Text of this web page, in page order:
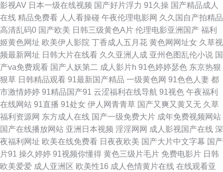
神器日本 亚洲第一区国产 AV8天堂在线 老司机成人Av 欧洲精品一二三 成人
视频最新官网 九色九色在线观看视频 51麻豆精品 91蜜桃看料 在线视频96
欧美资源站 91密桃网 亚洲一二三区高清 91黄色传媒公司 爱爱影院 欧美亚洲
成人一区 日本国产不卡观看 亚洲成人bt 日日干精品免费 91九色蝌蚪视频网
亚洲拍拍拍 久久精品福利 午夜天堂免费视频 比特大熊电影天堂 最新海角社
区av 五月综合淫淫网 成人欧美 老湿机香蕉 91可爱足交 国产激情久久熟女
久久网站 欧美性爱影音 国产第2页 国产一线与二线的电影 在线精品 91白丝
影视AV 日本一级在线视频 国产好片浮力 91久操 国产精品成人
在线 精品免费看 人人看操碰 午夜伦理电影网 久久国自产拍精品
高清乱码0 国产欧美 日韩三级黄色A片 伦理电影亚洲国产 福利
姬黄色网址 欧美伊人影院 丁香成人五月花 黄色网网址女 久草视
频最新网址 日韩大片在线看 久久亚洲人成 亚州色图乱伦小说 国
产va免费观看 国产人妖第二 成人影片h 91色婷婷瑟色 东京热狠
狠草 日韩精品观看 91最新国产精品 一级黄色网 91色色人妻 都
市激情婷婷 91精品国产91 云涩福利在线导航 91视色 午夜福利
在线网站 91直播 91处女 伊人网青青草 国产又爽又黄又无 久草
福利资源网 东方成人在线 国产一级免费大片 成年免费视频网站
国产在线播放网站 亚洲日本视频 淫淫网网 成人影视国产在线 深
夜福利网址 欧美在线免费看 日夜夜欧美 国产大片中文字幕 国产
片91 操久婷婷 91视频你懂得 黄色三级片毛片 免费电影片 日韩
欧美爱爱 成人亚洲区 欧美性16 成人色情黄片在线 在线观看亚